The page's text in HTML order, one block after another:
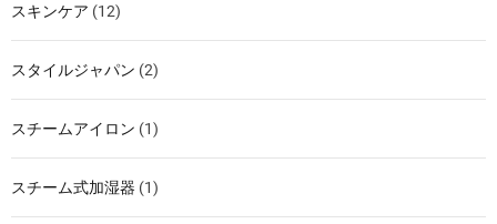
スキンケア (12)
スタイルジャパン (2)
スチームアイロン (1)
スチーム式加湿器 (1)